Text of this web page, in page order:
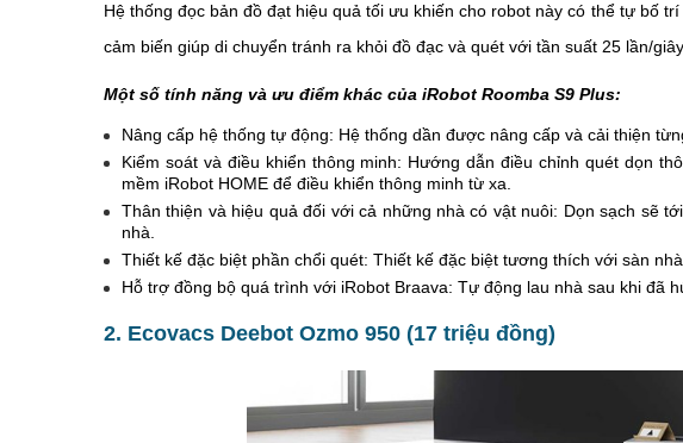
Hệ thống đọc bản đồ đạt hiệu quả tối ưu khiến cho robot này có thể tự bố
cảm biến giúp di chuyển tránh ra khỏi đồ đạc và quét với tần suất 25 lần/
Một số tính năng và ưu điểm khác của iRobot Roomba S9 Plus:
Nâng cấp hệ thống tự động: Hệ thống dần được nâng cấp và cải thiện
Kiểm soát và điều khiển thông minh: Hướng dẫn điều chỉnh quét dọn
mềm iRobot HOME để điều khiển thông minh từ xa.
Thân thiện và hiệu quả đối với cả những nhà có vật nuôi: Dọn sạch sẽ
nhà.
Thiết kế đặc biệt phần chổi quét: Thiết kế đặc biệt tương thích với sàn
Hỗ trợ đồng bộ quá trình với iRobot Braava: Tự động lau nhà sau khi đã
2. Ecovacs Deebot Ozmo 950 (17 triệu đồng)